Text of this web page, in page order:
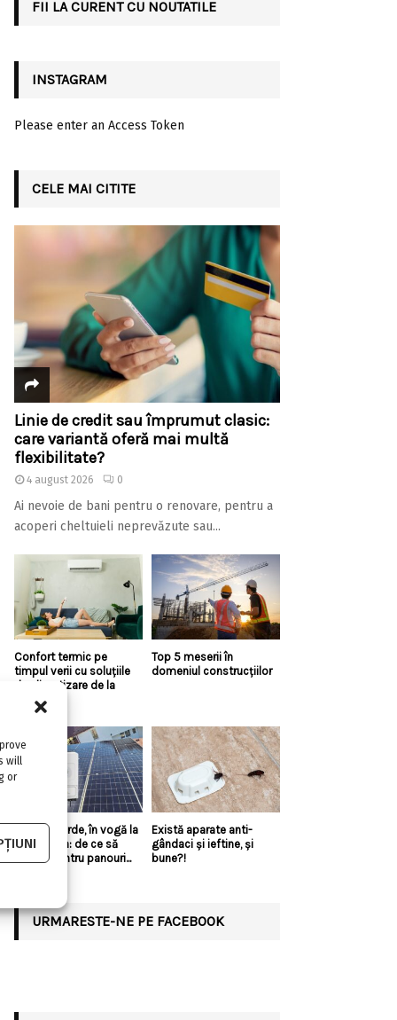
will
or
FII LA CURENT CU NOUTATILE
INSTAGRAM
Please enter an Access Token
CELE MAI CITITE
Linie de credit sau împrumut clasic:
care variantă oferă mai multă
flexibilitate?
4 august 2026 0
Ai nevoie de bani pentru o renovare, pentru a
acoperi cheltuieli neprevăzute sau...
Confort termic pe
timpul verii cu soluțiile
de climatizare de la
Casa...
Top 5 meserii în
domeniul construcțiilor
Energia verde, în vogă la
Constanța: de ce să
optezi pentru panouri...
Există aparate anti-
gândaci și ieftine, și
bune?!
URMARESTE-NE PE FACEBOOK